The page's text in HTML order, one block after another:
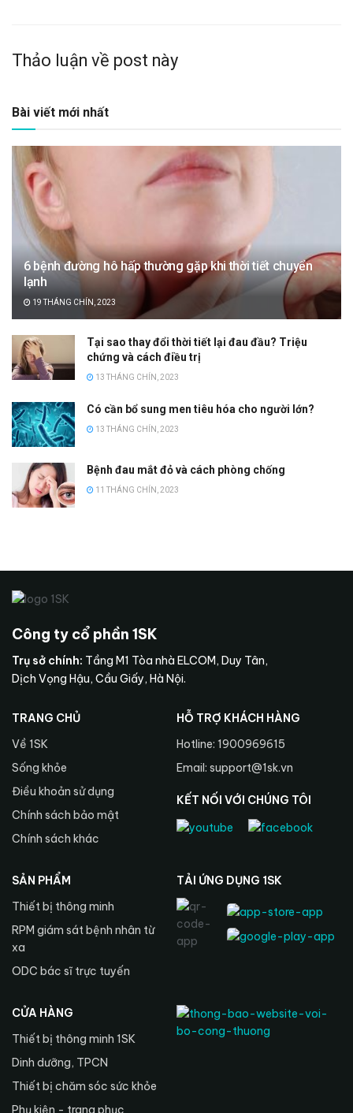
Thảo luận về post này
Bài viết mới nhất
6 bệnh đường hô hấp thường gặp khi thời tiết chuyển
lạnh
19 THÁNG CHÍN, 2023
Tại sao thay đổi thời tiết lại đau đầu? Triệu
chứng và cách điều trị
13 THÁNG CHÍN, 2023
Có cần bổ sung men tiêu hóa cho người lớn?
13 THÁNG CHÍN, 2023
Bệnh đau mắt đỏ và cách phòng chống
11 THÁNG CHÍN, 2023
Công ty cổ phần 1SK
Trụ sở chính: Tầng M1 Tòa nhà ELCOM, Duy Tân,
Dịch Vọng Hậu, Cầu Giấy, Hà Nội.
TRANG CHỦ
Về 1SK
Sống khỏe
Điều khoản sử dụng
Chính sách bảo mật
Chính sách khác
HỖ TRỢ KHÁCH HÀNG
Hotline: 1900969615
Email: support@1sk.vn
KẾT NỐI VỚI CHÚNG TÔI
SẢN PHẨM
Thiết bị thông minh
RPM giám sát bệnh nhân từ
xa
ODC bác sĩ trực tuyến
TẢI ỨNG DỤNG 1SK
CỬA HÀNG
Thiết bị thông minh 1SK
Dinh dưỡng, TPCN
Thiết bị chăm sóc sức khỏe